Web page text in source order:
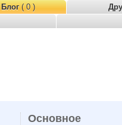
Блог( 0 )
Основное